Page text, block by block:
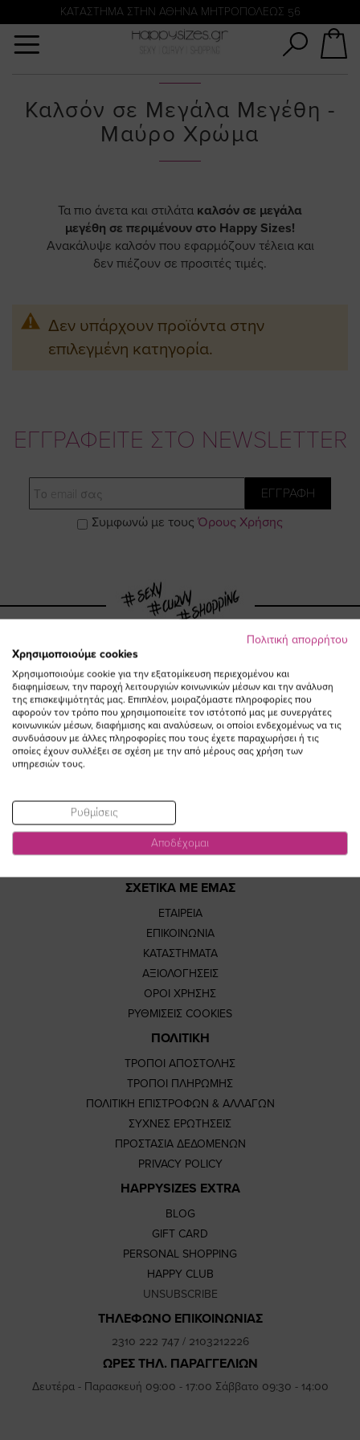
KATΑΣΤΗΜΑ ΣΤΗΝ ΑΘΗΝΑ ΜΗΤΡΟΠΟΛΕΩΣ 56
Καλσόν σε Μεγάλα Μεγέθη -
Μαύρο Χρώμα
Τα πιο άνετα και στιλάτα καλσόν σε μεγάλα
μεγέθη σε περιμένουν στο Happy Sizes!
Ανακάλυψε καλσόν που εφαρμόζουν τέλεια και
δεν πιέζουν σε προσιτές τιμές.
Δεν υπάρχουν προϊόντα στην
επιλεγμένη κατηγορία.
ΕΓΓΡΑΦΕΙΤΕ ΣΤΟ NEWSLETTER
Email
ΕΓΓΡΑΦΗ
Συμφωνώ με τους Όρους Χρήσης
Visit
https://
Visit
https://
Visit
https://
Visit
our
ΣΧΕΤΙΚΑ ΜΕ ΕΜΑΣ
ΕΤΑΙΡΕΙΑ
ΕΠΙΚΟΙΝΩΝΙΑ
ΚΑΤΑΣΤΗΜΑΤΑ
ΑΞΙΟΛΟΓΗΣΕΙΣ
ΟΡΟΙ ΧΡΗΣΗΣ
ΡΥΘΜΙΣΕΙΣ COOKIES
ΠΟΛΙΤΙΚΗ
ΤΡΟΠΟΙ ΑΠΟΣΤΟΛΗΣ
ΤΡΟΠΟΙ ΠΛΗΡΩΜΗΣ
ΠΟΛΙΤΙΚΗ ΕΠΙΣΤΡΟΦΩΝ & ΑΛΛΑΓΩΝ
ΣΥΧΝΕΣ ΕΡΩΤΗΣΕΙΣ
ΠΡΟΣΤΑΣΙΑ ΔΕΔΟΜΕΝΩΝ
PRIVACY POLICY
HAPPYSIZES EXTRA
BLOG
GIFT CARD
PERSONAL SHOPPING
HAPPY CLUB
UNSUBSCRIBE
ΤΗΛΕΦΩΝΟ ΕΠΙΚΟΙΝΩΝΙΑΣ
2310 222 747/ 2103212226
ΩΡΕΣ ΤΗΛ. ΠΑΡΑΓΓΕΛΙΩΝ
Δευτέρα - Παρασκευή 09:00 - 17:00 Σάββατο 09:30 - 14:00
Αναζήτηση
Πολιτική απορρήτου
Χρησιμοποιούμε cookies
Χρησιμοποιούμε cookie για την εξατομίκευση περιεχομένου και
διαφημίσεων, την παροχή λειτουργιών κοινωνικών μέσων και την ανάλυση
της επισκεψιμότητάς μας. Επιπλέον, μοιραζόμαστε πληροφορίες που
αφορούν τον τρόπο που χρησιμοποιείτε τον ιστότοπό μας με συνεργάτες
κοινωνικών μέσων, διαφήμισης και αναλύσεων, οι οποίοι ενδεχομένως να τις
συνδυάσουν με άλλες πληροφορίες που τους έχετε παραχωρήσει ή τις
οποίες έχουν συλλέξει σε σχέση με την από μέρους σας χρήση των
υπηρεσιών τους.
Ρυθμίσεις
Αποδέχομαι